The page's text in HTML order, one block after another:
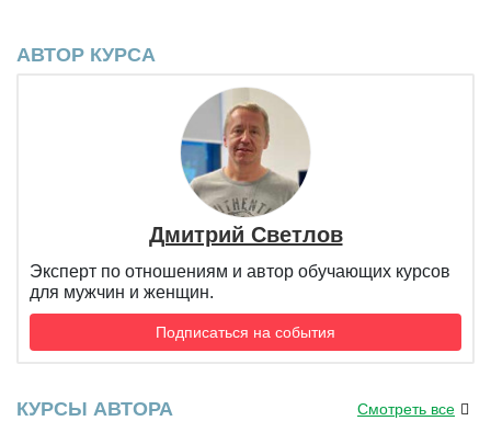
АВТОР КУРСА
Дмитрий Светлов
Эксперт по отношениям и автор обучающих курсов
для мужчин и женщин.
Подписаться на события
КУРСЫ АВТОРА Смотреть все